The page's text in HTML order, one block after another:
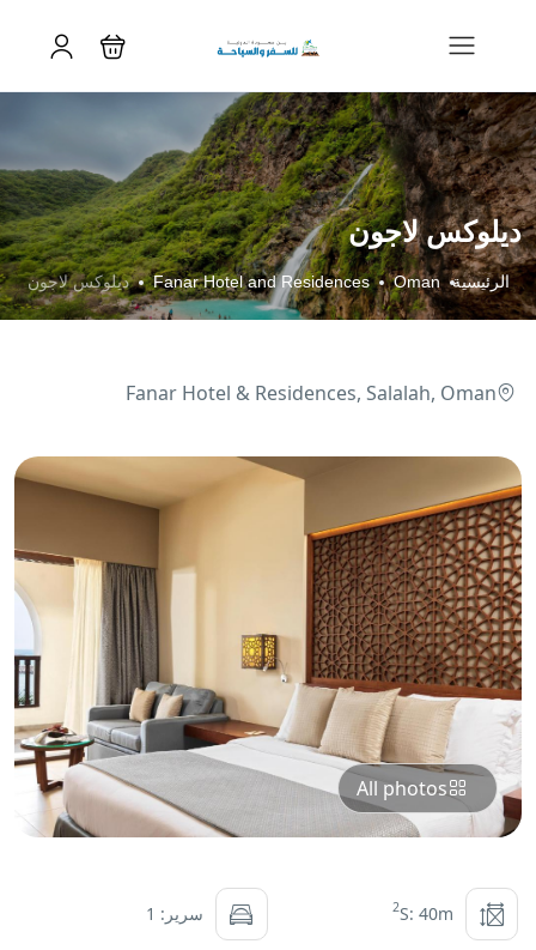
ديلوكس لاجون
الرئيسية Oman
Fanar Hotel and Residences ديلوكس لاجون
Fanar Hotel & Residences, Salalah, Oman
All photos
S: 40m
2 سرير: 1